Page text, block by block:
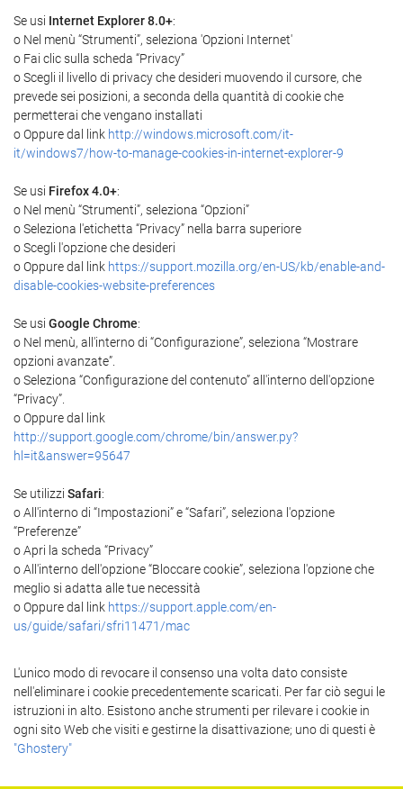
Se usi Internet Explorer 8.0+:
o Nel menù “Strumenti”, seleziona 'Opzioni Internet'
o Fai clic sulla scheda “Privacy”
o Scegli il livello di privacy che desideri muovendo il cursore, che
prevede sei posizioni, a seconda della quantità di cookie che
permetterai che vengano installati
o Oppure dal link http://windows.microsoft.com/it-
it/windows7/how-to-manage-cookies-in-internet-explorer-9
Se usi Firefox 4.0+:
o Nel menù “Strumenti”, seleziona “Opzioni”
o Seleziona l'etichetta “Privacy” nella barra superiore
o Scegli l'opzione che desideri
o Oppure dal link https://support.mozilla.org/en-US/kb/enable-and-
disable-cookies-website-preferences
Se usi Google Chrome:
o Nel menù, all'interno di “Configurazione”, seleziona “Mostrare
opzioni avanzate”.
o Seleziona “Configurazione del contenuto” all'interno dell'opzione
“Privacy”.
o Oppure dal link
http://support.google.com/chrome/bin/answer.py?
hl=it&answer=95647
Se utilizzi Safari:
o All'interno di “Impostazioni” e “Safari”, seleziona l'opzione
“Preferenze”
o Apri la scheda “Privacy”
o All'interno dell'opzione “Bloccare cookie”, seleziona l'opzione che
meglio si adatta alle tue necessità
o Oppure dal link https://support.apple.com/en-
us/guide/safari/sfri11471/mac
L'unico modo di revocare il consenso una volta dato consiste
nell'eliminare i cookie precedentemente scaricati. Per far ciò segui le
istruzioni in alto. Esistono anche strumenti per rilevare i cookie in
ogni sito Web che visiti e gestirne la disattivazione; uno di questi è
"Ghostery"